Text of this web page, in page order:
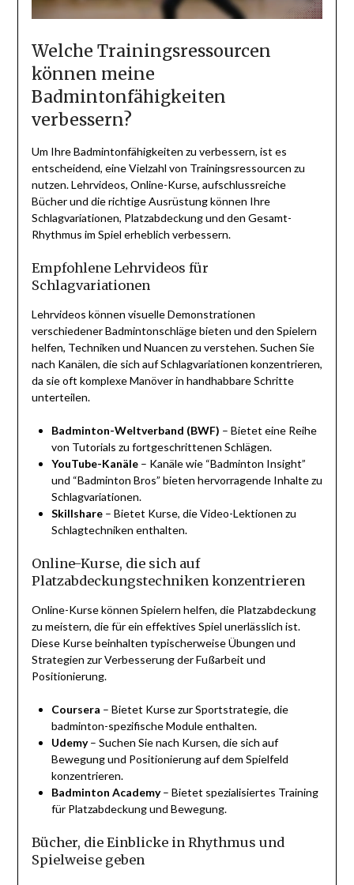
Welche Trainingsressourcen
können meine
Badmintonfähigkeiten
verbessern?
Um Ihre Badmintonfähigkeiten zu verbessern, ist es
entscheidend, eine Vielzahl von Trainingsressourcen zu
nutzen. Lehrvideos, Online-Kurse, aufschlussreiche
Bücher und die richtige Ausrüstung können Ihre
Schlagvariationen, Platzabdeckung und den Gesamt-
Rhythmus im Spiel erheblich verbessern.
Empfohlene Lehrvideos für
Schlagvariationen
Lehrvideos können visuelle Demonstrationen
verschiedener Badmintonschläge bieten und den Spielern
helfen, Techniken und Nuancen zu verstehen. Suchen Sie
nach Kanälen, die sich auf Schlagvariationen konzentrieren,
da sie oft komplexe Manöver in handhabbare Schritte
unterteilen.
Badminton-Weltverband (BWF) – Bietet eine Reihe
von Tutorials zu fortgeschrittenen Schlägen.
YouTube-Kanäle– Kanäle wie “Badminton Insight”
und “Badminton Bros” bieten hervorragende Inhalte zu
Schlagvariationen.
Skillshare– Bietet Kurse, die Video-Lektionen zu
Schlagtechniken enthalten.
Online-Kurse, die sich auf
Platzabdeckungstechniken konzentrieren
Online-Kurse können Spielern helfen, die Platzabdeckung
zu meistern, die für ein effektives Spiel unerlässlich ist.
Diese Kurse beinhalten typischerweise Übungen und
Strategien zur Verbesserung der Fußarbeit und
Positionierung.
Coursera – Bietet Kurse zur Sportstrategie, die
badminton-spezifische Module enthalten.
Udemy– Suchen Sie nach Kursen, die sich auf
Bewegung und Positionierung auf dem Spielfeld
konzentrieren.
Badminton Academy– Bietet spezialisiertes Training
für Platzabdeckung und Bewegung.
Bücher, die Einblicke in Rhythmus und
Spielweise geben